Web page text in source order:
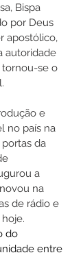
Bispa
por Deus
apostólico,
autoridade
tornou-se o
e
no país na
da
a
na
de rádio e
do
entre